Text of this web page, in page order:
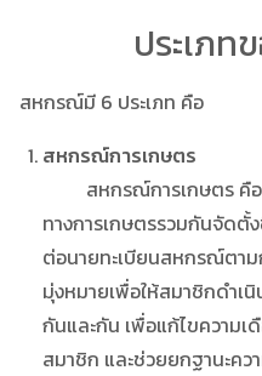
ประเภ
สหกรณ์มี 6 ประเภท คือ
สหกรณ์การเกษตร
สหกรณ์การเกษตร คือ
ทางการเกษตรรวมกันจัดตั้
ต่อนายทะเบียนสหกรณ์ตา
มุ่งหมายเพื่อให้สมาชิกดำเ
กันและกัน เพื่อแก้ไขความเ
สมาชิก และช่วยยกฐานะค